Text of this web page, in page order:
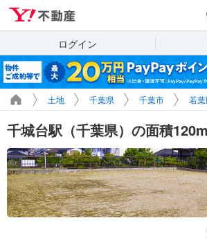
ログイン
土地 千葉県 千葉市 若
千城台駅（千葉県）の面積